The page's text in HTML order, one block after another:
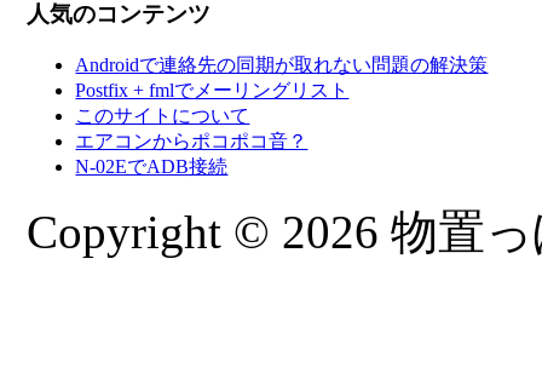
人気のコンテンツ
Androidで連絡先の同期が取れない問題の解決策
Postfix + fmlでメーリングリスト
このサイトについて
エアコンからポコポコ音？
N-02EでADB接続
Copyright © 2026 物置